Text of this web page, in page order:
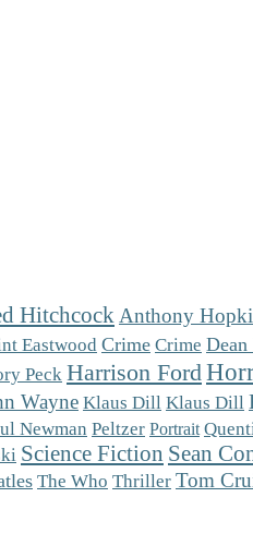
Hitchcock Anthony
Eastwood Crime Crime
Peck Harrison Ford
Wayne Klaus Dill Klaus Dill
Newman Peltzer Portrait
Science Fiction Sean
The Who Thriller Tom